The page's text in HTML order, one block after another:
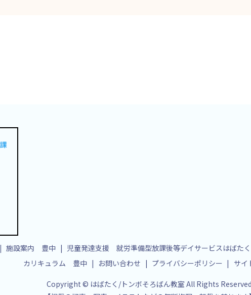
施設案内 豊中 児童発達支援 就労準備型放課後等デイサービスはばたく
カリキュラム 豊中
お問い合わせ プライバシーポリシー サイ
Copyright © はばたく/トンボそろばん教室 All Rights